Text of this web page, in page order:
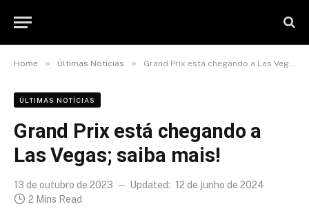
Home » Últimas Notícias » Grand Prix está chegando a Las Vegas; saiba mais!
ÚLTIMAS NOTÍCIAS
Grand Prix está chegando a
Las Vegas; saiba mais!
13 de outubro de 2023 Updated: 12 de junho de 2024
2 Mins Read